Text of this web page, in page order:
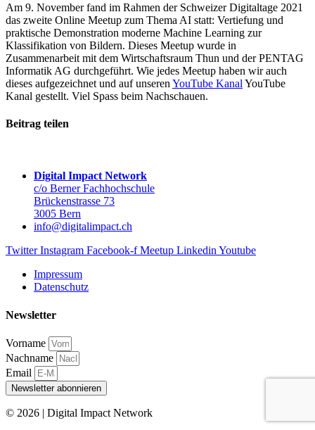
Am 9. November fand im Rahmen der Schweizer Digitaltage 2021
das zweite Online Meetup zum Thema AI statt: Vertiefung und
praktische Demonstration moderne Machine Learning zur
Klassifikation von Bildern. Dieses Meetup wurde in
Zusammenarbeit mit dem Wirtschaftsraum Thun und der PENTAG
Informatik AG durchgeführt. Wie jedes Meetup haben wir auch
dieses aufgezeichnet und auf unseren YouTube Kanal YouTube
Kanal gestellt. Viel Spass beim Nachschauen.
Beitrag teilen
Digital Impact Network
c/o Berner Fachhochschule
Brückenstrasse 73
3005 Bern
info@digitalimpact.ch
Twitter Instagram Facebook-f Meetup Linkedin Youtube
Impressum
Datenschutz
Newsletter
Vorname
Nachname
Email
Newsletter abonnieren
© 2026 | Digital Impact Network